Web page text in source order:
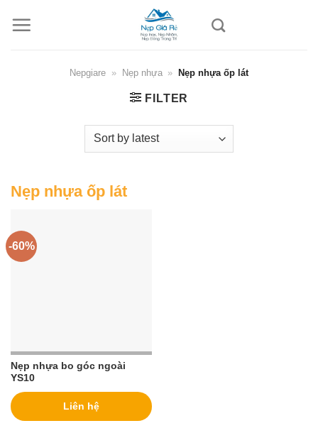
Nepgiare » Nẹp nhựa » Nẹp nhựa ốp lát
FILTER
Nẹp nhựa ốp lát
-60%
Nẹp nhựa bo góc ngoài
YS10
Liên hệ